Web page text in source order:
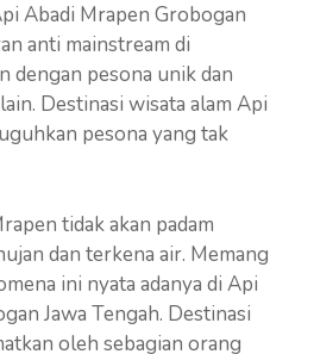
Abadi Mrapen Grobogan
anti mainstream di
dengan pesona unik dan
Destinasi wisata alam Api
pesona yang tak
tidak akan padam
dan terkena air. Memang
ini nyata adanya di Api
Jawa Tengah. Destinasi
oleh sebagian orang